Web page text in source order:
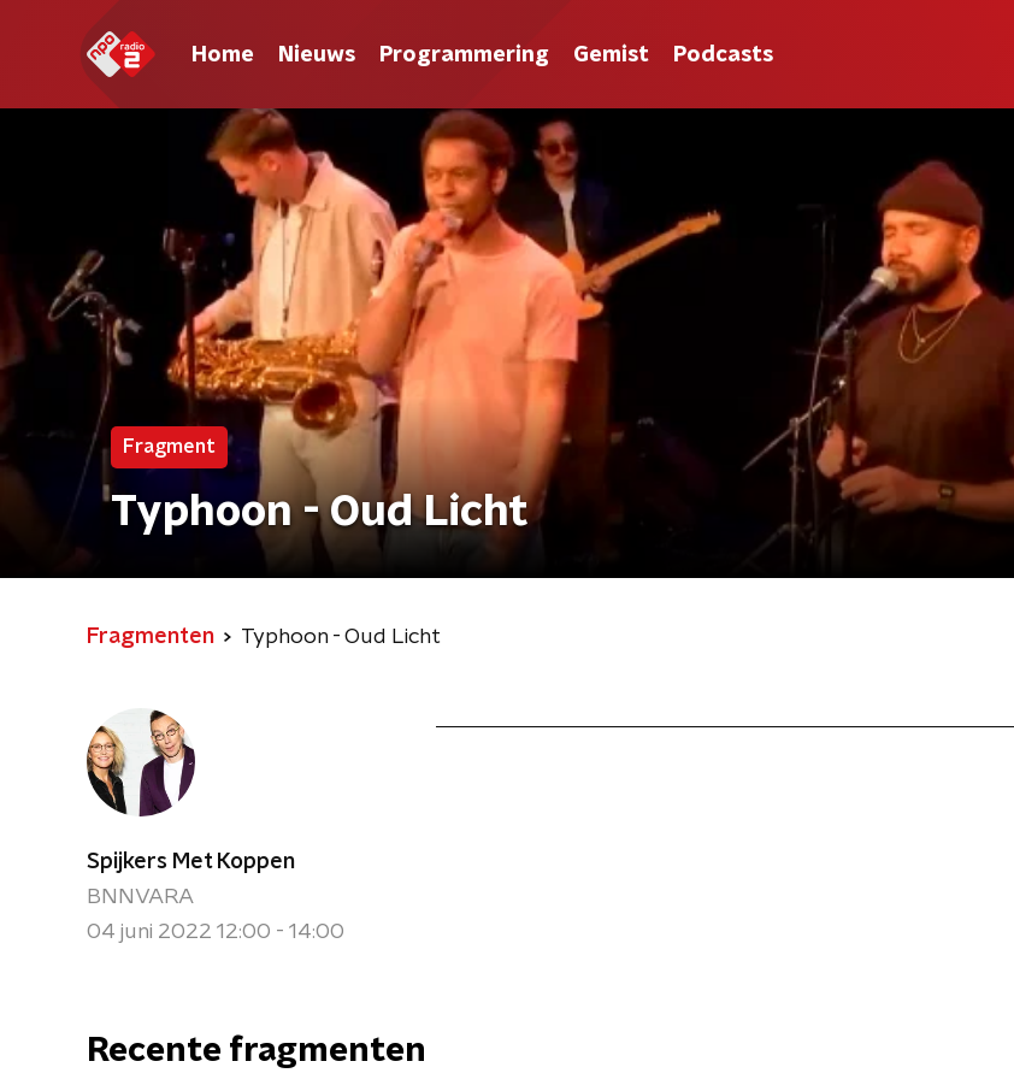
Home Nieuws Programmering Gemist Podcasts
Fragment
Typhoon - Oud Licht
Fragmenten Typhoon - Oud Licht
Spijkers Met Koppen
BNNVARA
04 juni 2022 12:00 - 14:00
Recente fragmenten